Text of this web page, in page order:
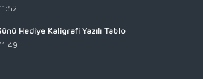
Hediye Kaligrafi Yazılı Tablo